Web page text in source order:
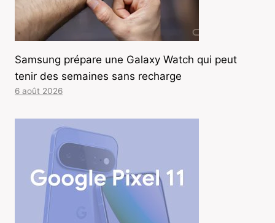
Samsung prépare une Galaxy Watch qui peut
tenir des semaines sans recharge
6 août 2026